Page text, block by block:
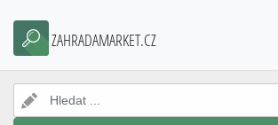
ZAHRADAMARKET.CZ